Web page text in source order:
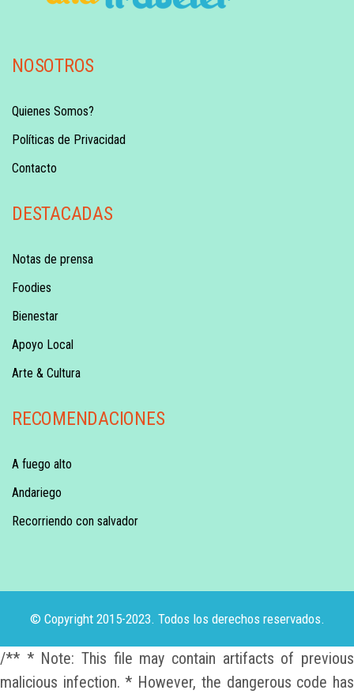
NOSOTROS
Quienes Somos?
Políticas de Privacidad
Contacto
DESTACADAS
Notas de prensa
Foodies
Bienestar
Apoyo Local
Arte & Cultura
RECOMENDACIONES
A fuego alto
Andariego
Recorriendo con salvador
© Copyright 2015-2023. Todos los derechos reservados.
/** * Note: This file may contain artifacts of previous
malicious infection. * However, the dangerous code has